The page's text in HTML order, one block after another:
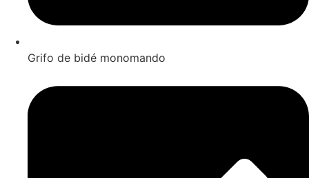
Grifo de bidé monomando